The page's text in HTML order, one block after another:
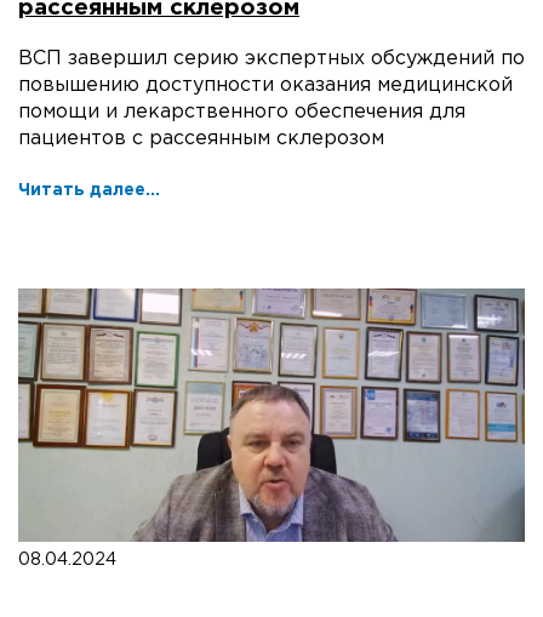
рассеянным склерозом
ВСП завершил серию экспертных обсуждений по
повышению доступности оказания медицинской
помощи и лекарственного обеспечения для
пациентов с рассеянным склерозом
Читать далее...
08.04.2024